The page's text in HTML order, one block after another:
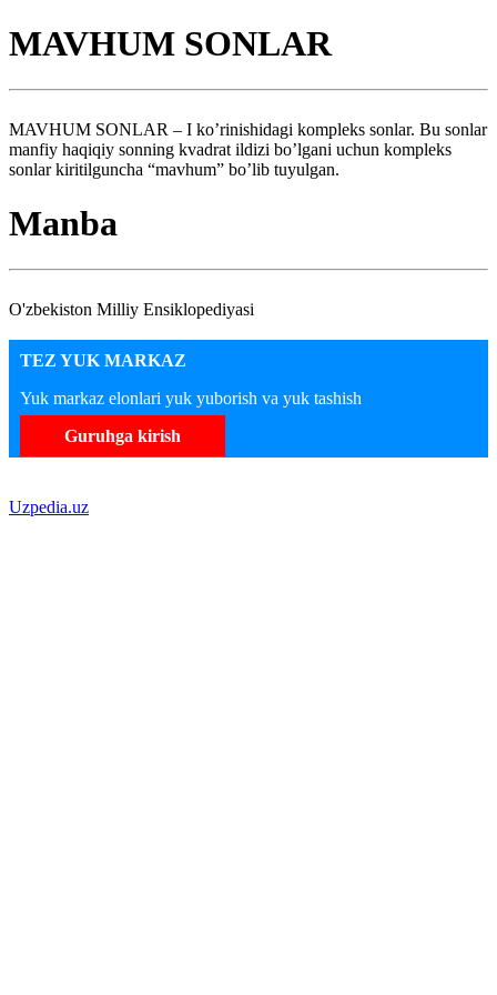
MAVHUM SONLAR
MAVHUM SONLAR – I ko’rinishidagi kompleks sonlar. Bu sonlar
manfiy haqiqiy sonning kvadrat ildizi bo’lgani uchun kompleks
sonlar kiritilguncha “mavhum” bo’lib tuyulgan.
Manba
O'zbekiston Milliy Ensiklopediyasi
TEZ YUK MARKAZ
Yuk markaz elonlari yuk yuborish va yuk tashish
Guruhga kirish
Uzpedia.uz